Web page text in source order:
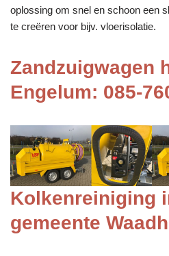
oplossing om snel en schoon een
te creëren voor bijv. vloerisolatie.
Zandzuigwagen
Engelum: 085-
Kolkenreiniging
gemeente